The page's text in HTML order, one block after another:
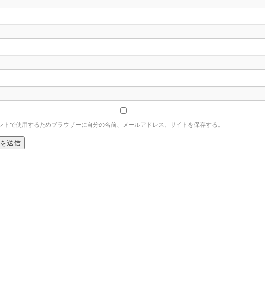
トで使用するためブラウザーに自分の名前、メールアドレス、サイトを保存する。